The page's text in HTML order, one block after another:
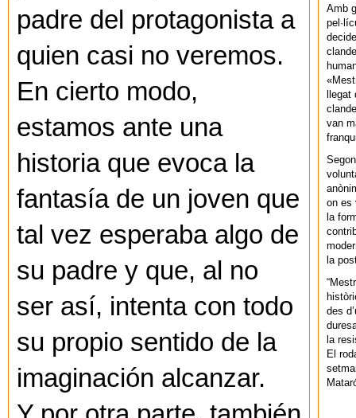
padre del protagonista a
quien casi no veremos.
En cierto modo,
estamos ante una
historia que evoca la
fantasía de un joven que
tal vez esperaba algo de
su padre y que, al no
ser así, intenta con todo
su propio sentido de la
imaginación alcanzar.
Amb
van
on es
la
la
des
la
El